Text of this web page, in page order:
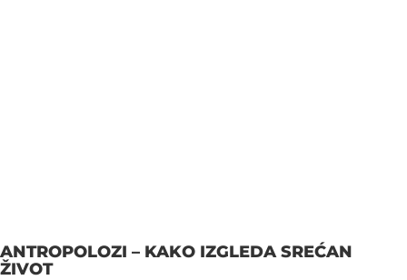
ANTROPOLOZI – KAKO IZGLEDA SREĆAN
ŽIVOT